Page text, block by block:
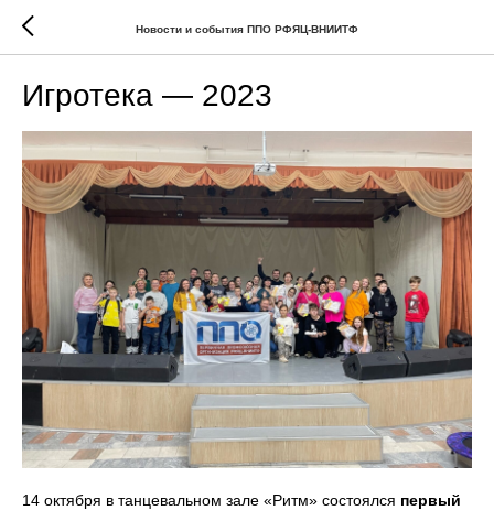
Новости и события ППО РФЯЦ-ВНИИТФ
Игротека — 2023
14 октября в танцевальном зале «Ритм» состоялся первый